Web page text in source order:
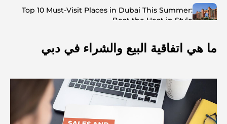
Top 10 Must-Visit Places in Dubai This Summer:
Beat the Heat in Style
Top 7 Busiest Airports in the World: Hub of Global
Travel
Abu Dhabi vs Dubai: A Practical Comparison for
Investors and Residents
Best Schools in Downtown Dubai: A Guide for
ما هي اتفاقية البيع والشراء في دبي